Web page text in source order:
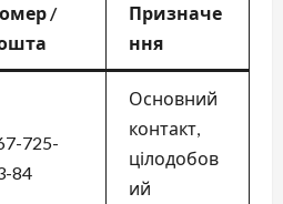
/
Призначе
ння
725-
84
Основний
контакт,
цілодобов
ий